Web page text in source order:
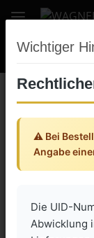
Zurück zur Liste
Wichtiger
⚠️ Bei
Angabe
Die UID-
Abwicklung